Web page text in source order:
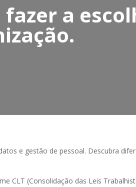
fazer a
e gestão de pessoal. Descubra
CLT (Consolidação das Leis